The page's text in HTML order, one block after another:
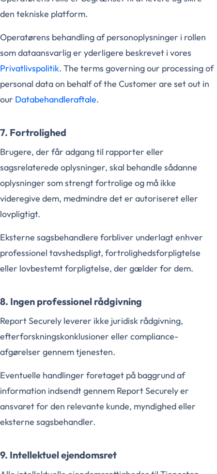
den tekniske platform.
Operatørens behandling af personoplysninger i rollen
som dataansvarlig er yderligere beskrevet i vores
Privatlivspolitik. The terms governing our processing of
personal data on behalf of the Customer are set out in
our Databehandleraftale.
7. Fortrolighed
Brugere, der får adgang til rapporter eller
sagsrelaterede oplysninger, skal behandle sådanne
oplysninger som strengt fortrolige og må ikke
videregive dem, medmindre det er autoriseret eller
lovpligtigt.
Eksterne sagsbehandlere forbliver underlagt enhver
professionel tavshedspligt, fortrolighedsforpligtelse
eller lovbestemt forpligtelse, der gælder for dem.
8. Ingen professionel rådgivning
Report Securely leverer ikke juridisk rådgivning,
efterforskningskonklusioner eller compliance-
afgørelser gennem tjenesten.
Eventuelle handlinger foretaget på baggrund af
information indsendt gennem Report Securely er
ansvaret for den relevante kunde, myndighed eller
eksterne sagsbehandler.
9. Intellektuel ejendomsret